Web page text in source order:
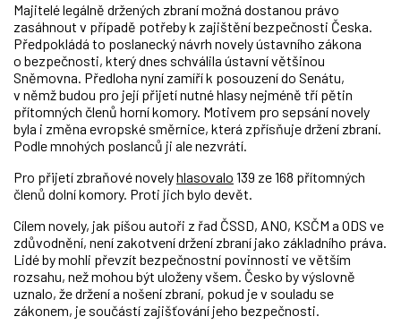
Majitelé legálně držených zbraní možná dostanou právo
zasáhnout v případě potřeby k zajištění bezpečnosti Česka.
Předpokládá to poslanecký návrh novely ústavního zákona
o bezpečnosti, který dnes schválila ústavní většinou
Sněmovna. Předloha nyní zamíří k posouzení do Senátu,
v němž budou pro její přijetí nutné hlasy nejméně tří pětin
přítomných členů horní komory. Motivem pro sepsání novely
byla i změna evropské směrnice, která zpřísňuje držení zbraní.
Podle mnohých poslanců ji ale nezvrátí.
Pro přijetí zbraňové novelyhlasovalo 139 ze 168 přítomných
členů dolní komory. Proti jich bylo devět.
Cílem novely, jak píšou autoři z řad ČSSD, ANO, KSČM a ODS ve
zdůvodnění, není zakotvení držení zbraní jako základního práva.
Lidé by mohli převzít bezpečnostní povinnosti ve větším
rozsahu, než mohou být uloženy všem. Česko by výslovně
uznalo, že držení a nošení zbraní, pokud je v souladu se
zákonem, je součástí zajišťování jeho bezpečnosti.